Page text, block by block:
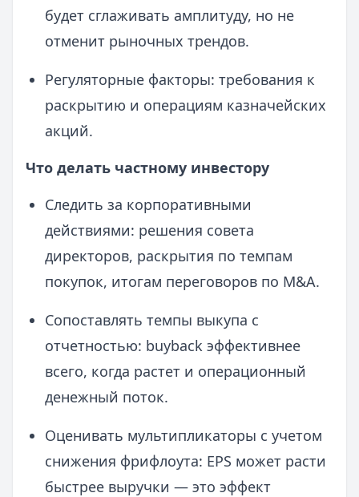
будет сглаживать амплитуду, но не
отменит рыночных трендов.
Регуляторные факторы: требования к
раскрытию и операциям казначейских
акций.
Что делать частному инвестору
Следить за корпоративными
действиями: решения совета
директоров, раскрытия по темпам
покупок, итогам переговоров по M&A.
Сопоставлять темпы выкупа с
отчетностью: buyback эффективнее
всего, когда растет и операционный
денежный поток.
Оценивать мультипликаторы с учетом
снижения фрифлоута: EPS может расти
быстрее выручки — это эффект